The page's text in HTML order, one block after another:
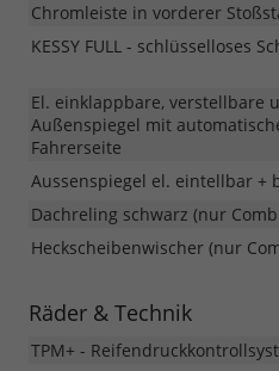
Chromleiste in vorderer
KESSY FULL - schlüsselloses
El. einklappbare, verstellbare
Außenspiegel mit
Fahrerseite
Aussenspiegel el. eintellbar +
Dachreling schwarz (nur
Heckscheibenwischer (nur
Räder & Technik
TPM+ -